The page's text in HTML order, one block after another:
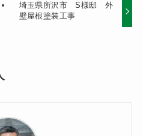
埼玉県所沢市 S様邸 外
壁屋根塗装工事